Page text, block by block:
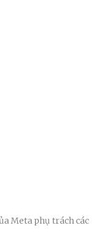
Meta phụ trách các